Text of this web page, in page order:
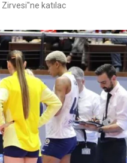
katılac